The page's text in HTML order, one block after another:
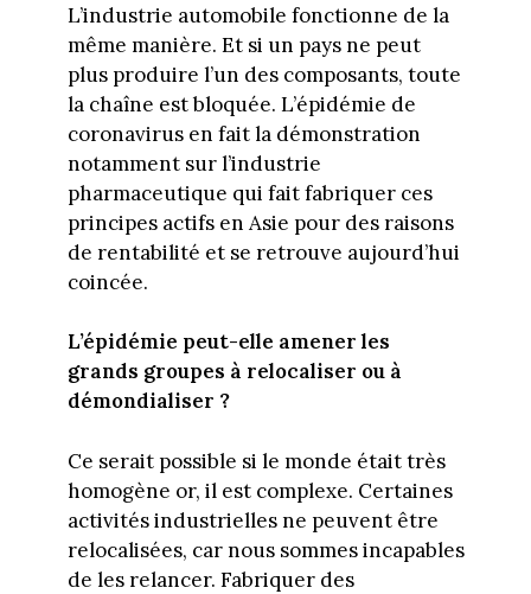
L’industrie automobile fonctionne de la
même manière. Et si un pays ne peut
plus produire l’un des composants, toute
la chaîne est bloquée. L’épidémie de
coronavirus en fait la démonstration
notamment sur l’industrie
pharmaceutique qui fait fabriquer ces
principes actifs en Asie pour des raisons
de rentabilité et se retrouve aujourd’hui
coincée.
L’épidémie peut-elle amener les
grands groupes à relocaliser ou à
démondialiser ?
Ce serait possible si le monde était très
homogène or, il est complexe. Certaines
activités industrielles ne peuvent être
relocalisées, car nous sommes incapables
de les relancer. Fabriquer des